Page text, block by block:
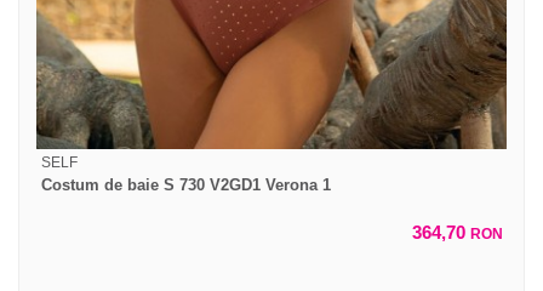
SELF
Costum de baie S 730 V2GD1 Verona 1
364,70 RON